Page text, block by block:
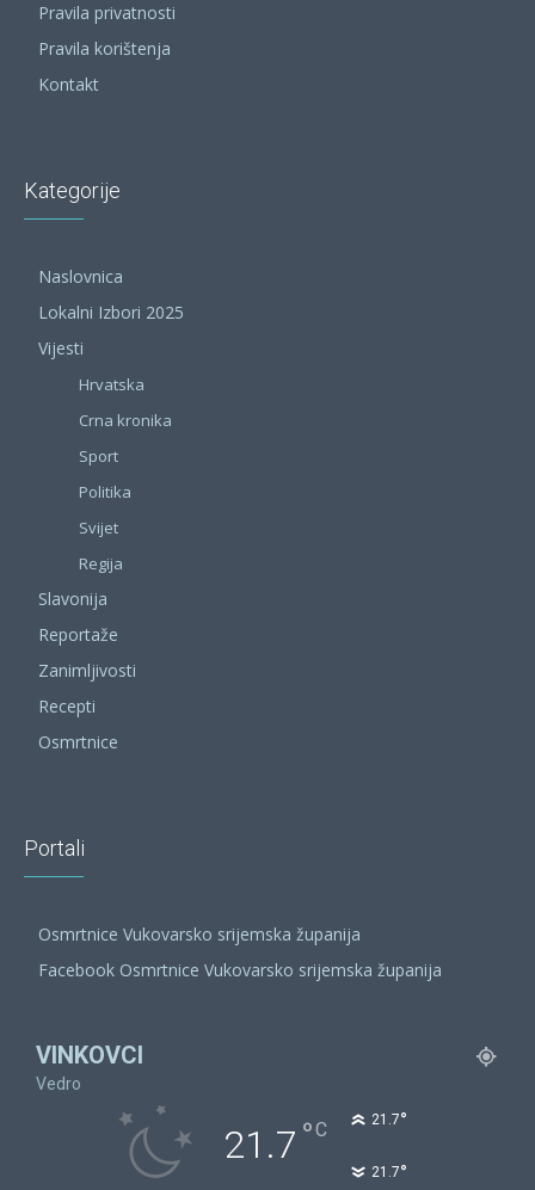
Pravila privatnosti
Pravila korištenja
Kontakt
Kategorije
Naslovnica
Lokalni Izbori 2025
Vijesti
Hrvatska
Crna kronika
Sport
Politika
Svijet
Regija
Slavonija
Reportaže
Zanimljivosti
Recepti
Osmrtnice
Portali
Osmrtnice Vukovarsko srijemska županija
Facebook Osmrtnice Vukovarsko srijemska županija
VINKOVCI
Vedro
21.7 °C 21.7°
21.7°